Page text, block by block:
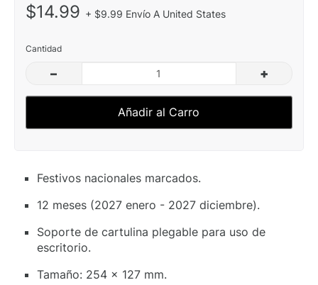
$14.99 + $9.99 Envío A United States
Cantidad
– +
Añadir al Carro
Festivos nacionales marcados.
12 meses (2027 enero - 2027 diciembre).
Soporte de cartulina plegable para uso de
escritorio.
Tamaño: 254 x 127 mm.